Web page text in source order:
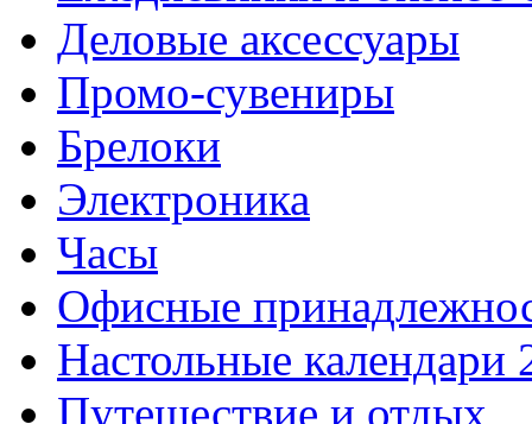
Деловые аксессуары
Промо-сувениры
Брелоки
Электроника
Часы
Офисные
Настольные календари
Путешествие и отдых